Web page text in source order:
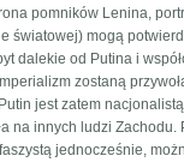
pomników Lenina,
światowej) mogą
dalekie od Putina i
zostaną
jest zatem
na innych ludzi Zachodu.
jednocześnie,